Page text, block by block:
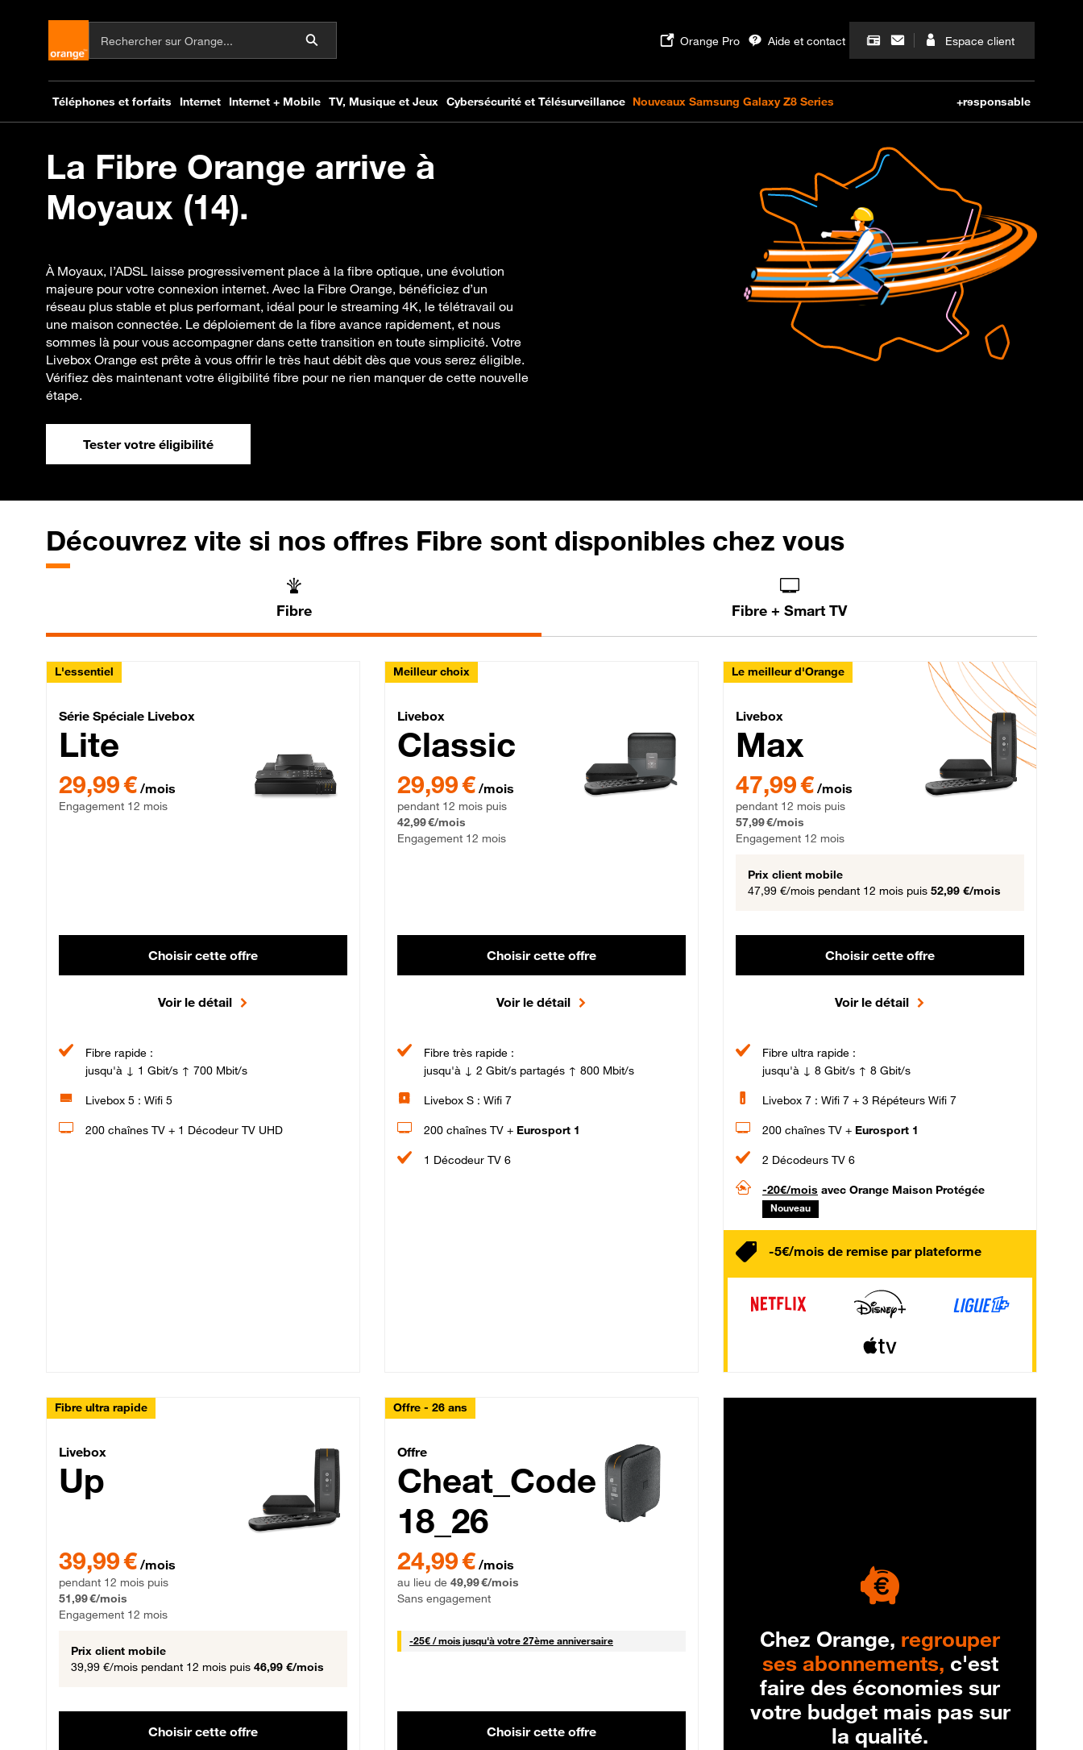
La Fibre Orange arrive à
Moyaux (14).
À Moyaux, l’ADSL laisse progressivement place à la fibre optique, une évolution
majeure pour votre connexion internet. Avec la Fibre Orange, bénéficiez d’un
réseau plus stable et plus performant, idéal pour le streaming 4K, le télétravail ou
une maison connectée. Le déploiement de la fibre avance rapidement, et nous
sommes là pour vous accompagner dans cette transition en toute simplicité. Votre
Livebox Orange est prête à vous offrir le très haut débit dès que vous serez éligible.
Vérifiez dès maintenant votre éligibilité fibre pour ne rien manquer de cette nouvelle
étape.
Tester votre éligibilité
Découvrez vite si nos offres Fibre sont disponibles chez vous
Fibre Fibre + Smart TV
L'essentiel
Série Spéciale Livebox Lite Fibre
Série Spéciale Livebox
Lite
29,99 € par mois , Engagement 12 mois
29,99 € /mois
Engagement 12 mois
Choisir cette offre
Voir le détail
Fibre rapide :
jusqu'à ↓ 1 Gbit/s ↑ 700 Mbit/s
Livebox 5 : Wifi 5
200 chaînes TV + 1 Décodeur TV UHD
Meilleur choix
Livebox Classic Fibre
Livebox
Classic
29,99 € par mois pendant 12 mois puis 42,99 € par mois, Engagement 12 mois
29,99 € /mois
pendant 12 mois puis
42,99 €/mois
Engagement 12 mois
Choisir cette offre
Voir le détail
Fibre très rapide :
jusqu'à ↓ 2 Gbit/s partagés ↑ 800 Mbit/s
Livebox S : Wifi 7
200 chaînes TV + Eurosport 1
1 Décodeur TV 6
Le meilleur d'Orange
Livebox Max Fibre
Livebox
Max
47,99 € par mois pendant 12 mois puis 57,99 € par mois,
47,99 € /mois
pendant 12 mois puis
57,99 €/mois
Engagement 12 mois
Prix client mobile
47,99 €/mois pendant 12 mois puis 52,99 €/mois
Choisir cette offre
Voir le détail
Fibre ultra rapide :
jusqu'à ↓ 8 Gbit/s ↑ 8 Gbit/s
Livebox 7 : Wifi 7 + 3 Répéteurs Wifi 7
200 chaînes TV + Eurosport 1
2 Décodeurs TV 6
-20€/mois avec Orange Maison Protégée
Nouveau
-5€/mois de remise par plateforme
Fibre ultra rapide
Livebox Up Fibre
Livebox
Up
39,99 € /mois
pendant 12 mois puis
51,99 €/mois
Engagement 12 mois
Prix client mobile
39,99 €/mois pendant 12 mois puis 46,99 €/mois
Choisir cette offre
Offre - 26 ans
Cheat_Code Fibre_18_26
Offre
Cheat_Code
18_26
24,99 € /mois
au lieu de 49,99 €/mois
Sans engagement
-25€ / mois25 € par mois
jusqu'à votre 27ème anniversaire
Choisir cette offre
Chez Orange, regrouper
ses abonnements, c'est
faire des économies sur
votre budget mais pas sur
la qualité.